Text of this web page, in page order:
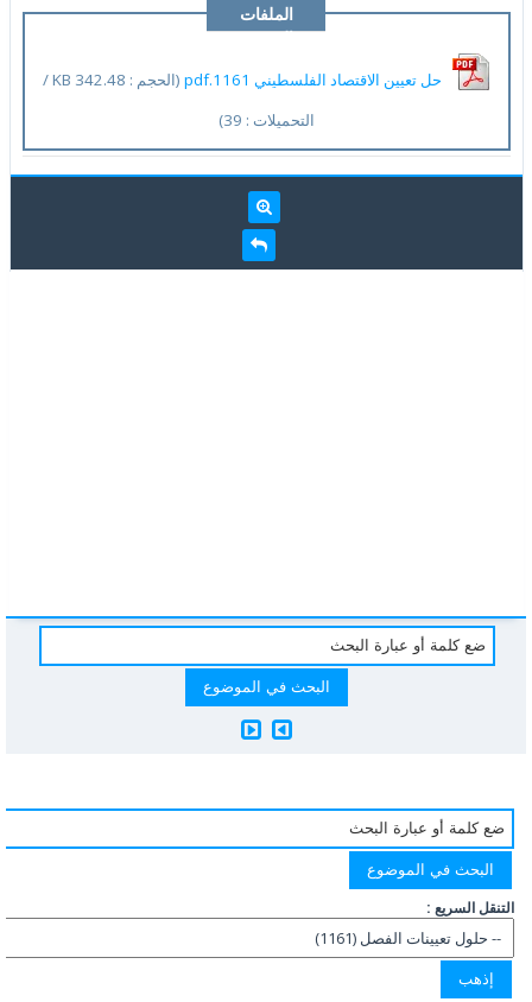
الملفات
المرفقة
حل تعيين الاقتصاد الفلسطيني 1161.pdf
(الحجم : 342.48 KB /
التحميلات : 39)
التنقل السريع :